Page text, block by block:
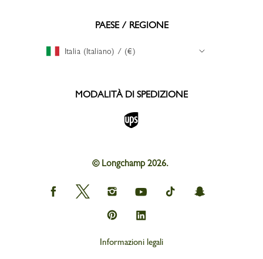
PAESE / REGIONE
Italia (Italiano) / (€)
MODALITÀ DI SPEDIZIONE
© Longchamp 2026.
Longchamp
on
Longchamp
on
Longchamp
on
Instagram
Longchamp
on
youtube
Longchamp
on
Longchamp
on
Longchamp
on
Longchamp
on
Informazioni legali